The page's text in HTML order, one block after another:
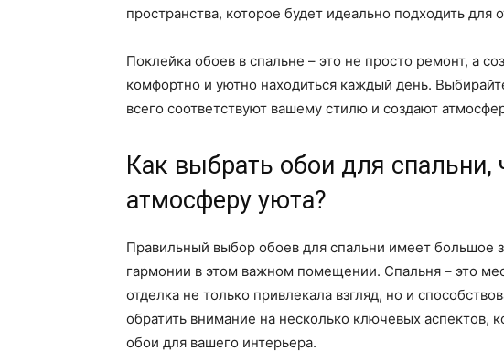
пространства, которое будет идеально подходить для
Поклейка обоев в спальне – это не просто ремонт, а
комфортно и уютно находиться каждый день.
всего соответствуют вашему стилю и создают
Как выбрать обои для спальни,
атмосферу уюта?
Правильный выбор обоев для спальни имеет большое
гармонии в этом важном помещении. Спальня – это
отделка не только привлекала взгляд, но и
обратить внимание на несколько ключевых аспектов,
обои для вашего интерьера.